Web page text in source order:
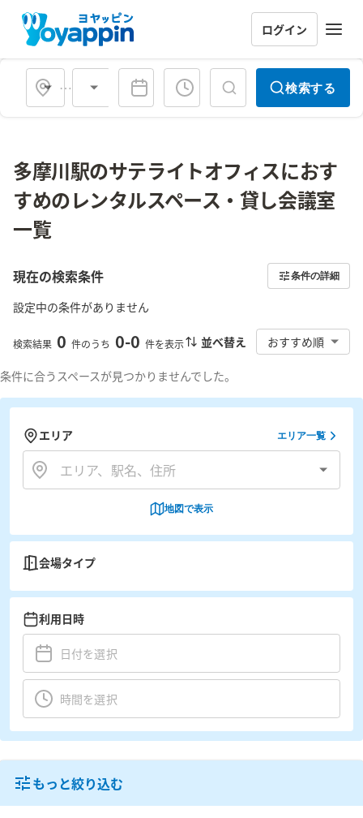
ログイン
会場タイプ 検索する
多摩川駅のサテライトオフィスにおす
すめのレンタルスペース・貸し会議室
一覧
現在の検索条件 条件の詳細
設定中の条件がありません
検索結果 0 件のうち 0-0 件を表示 並べ替え おすすめ順
条件に合うスペースが見つかりませんでした。
エリア エリア一覧
地図で表示
会場タイプ
利用日時
もっと絞り込む